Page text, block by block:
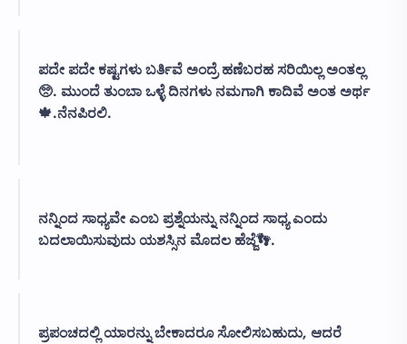
ಪದೇ ಪದೇ ಕಷ್ಟಗಳು ಬರ್ತಿವೆ ಅಂದ್ರೆ ಹಣೆಬರಹ ಸರಿಯಿಲ್ಲ ಅಂತಲ್ಲ
🥺. ಮುಂದೆ ತುಂಬಾ ಒಳ್ಳೆ ದಿನಗಳು ನಮಗಾಗಿ ಕಾದಿವೆ ಅಂತ ಅರ್ಥ
🍁.ನೆನಪಿರಲಿ.
ನನ್ನಿಂದ ಸಾಧ್ಯವೇ ಎಂಬ ಪ್ರಶ್ನೆಯನ್ನು ನನ್ನಿಂದ ಸಾಧ್ಯ ಎಂದು
ಬದಲಾಯಿಸುವುದು ಯಶಸ್ಸಿನ ಮೊದಲ ಹೆಜ್ಜೆ👣.
ಪ್ರಪಂಚದಲ್ಲಿ ಯಾರನ್ನು ಬೇಕಾದರೂ ಸೋಲಿಸಬಹುದು, ಆದರೆ